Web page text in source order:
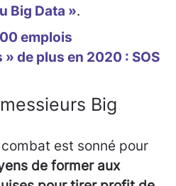
Big Data ».
emplois
de plus en 2020 : SOS
Big
est sonné pour
de former aux